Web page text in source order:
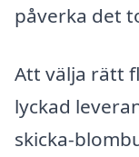
påverka det
Att välja rätt
lyckad
skicka-